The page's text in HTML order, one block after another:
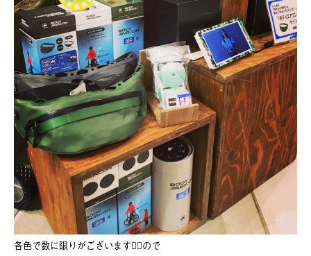
各色で数に限りがございます🙇‍♂️ので